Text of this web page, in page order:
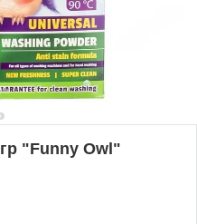
"Funny Owl"